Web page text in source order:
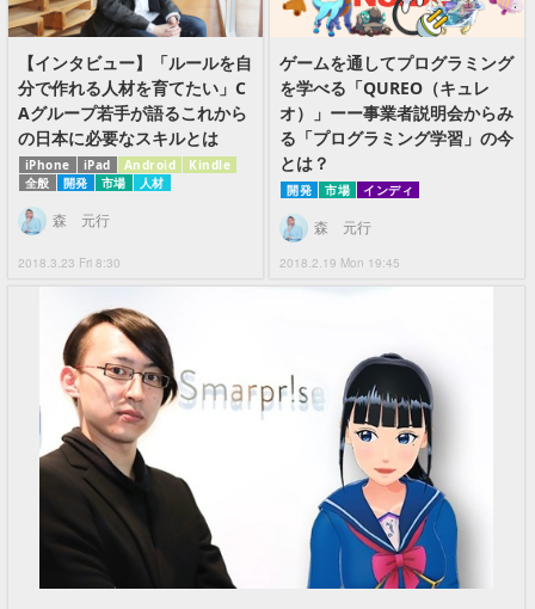
【インタビュー】「ルールを自
分で作れる人材を育てたい」C
Aグループ若手が語るこれから
の日本に必要なスキルとは
iPhone iPad Android
Kindle
全般
開発 市場 人材
2018.3.23 Fri 8:30
森 元行
ゲームを通してプログラミング
を学べる「QUREO（キュレ
オ）」ーー事業者説明会からみ
る「プログラミング学習」の今
とは？
開発 市場 インディ
2018.2.19 Mon 19:45
森 元行